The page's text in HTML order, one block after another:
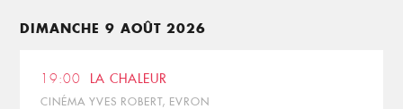
DIMANCHE 9 AOÛT 2026
19:00 LA CHALEUR
CINÉMA YVES ROBERT, EVRON